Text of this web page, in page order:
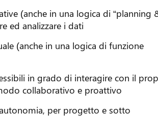
(anche in una logica di “planning
ed analizzare i dati
(anche in una logica di funzione
in grado di interagire con il
collaborativo e proattivo
per progetto e sotto